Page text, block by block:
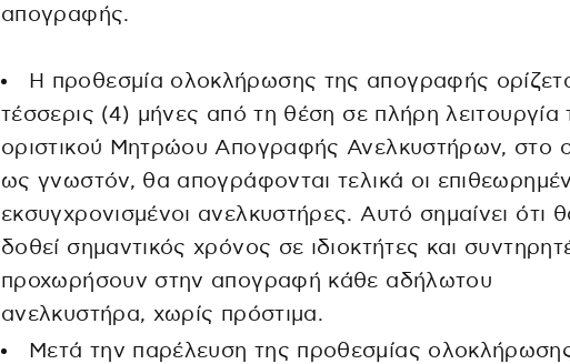
απογραφής.
Η προθεσμία ολοκλήρωσης της απογραφής
τέσσερις (4) μήνες από τη θέση σε πλήρη λειτουργία
οριστικού Μητρώου Απογραφής Ανελκυστήρων, στο
ως γνωστόν, θα απογράφονται τελικά οι
εκσυγχρονισμένοι ανελκυστήρες. Αυτό σημαίνει ότι
δοθεί σημαντικός χρόνος σε ιδιοκτήτες και
προχωρήσουν στην απογραφή κάθε αδήλωτου
ανελκυστήρα, χωρίς πρόστιμα.
Μετά την παρέλευση της προθεσμίας